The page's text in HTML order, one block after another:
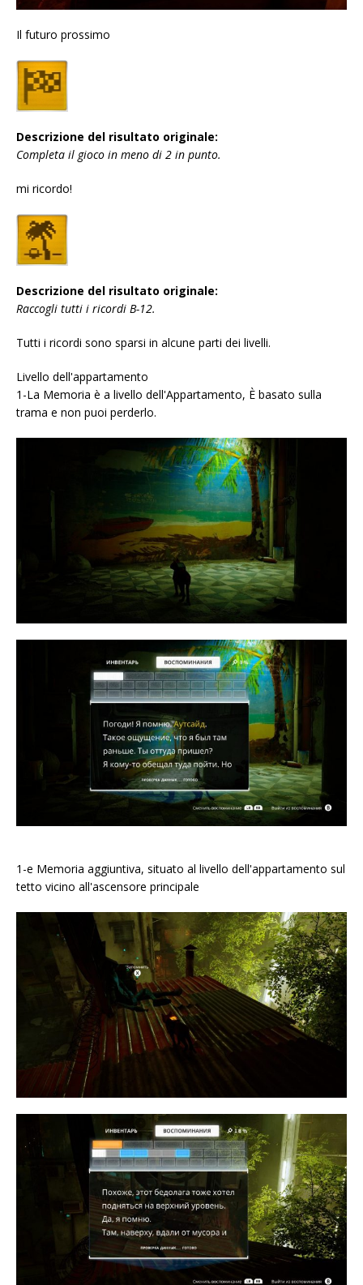
Il futuro prossimo
Descrizione del risultato originale:
Completa il gioco in meno di 2 in punto.
mi ricordo!
Descrizione del risultato originale:
Raccogli tutti i ricordi B-12.
Tutti i ricordi sono sparsi in alcune parti dei livelli.
Livello dell'appartamento
1-La Memoria è a livello dell'Appartamento, È basato sulla
trama e non puoi perderlo.
1-e Memoria aggiuntiva, situato al livello dell'appartamento sul
tetto vicino all'ascensore principale